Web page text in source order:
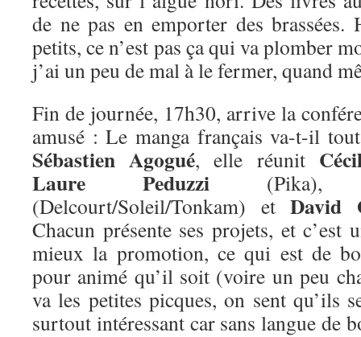
de ne pas en emporter des brassées.
petits, ce n’est pas ça qui va plomber
j’ai un peu de mal à le fermer, quand
Fin de journée, 17h30, arrive la
amusé : Le manga français va-t-il
Sébastien Agogué, elle réunit
Laure Peduzzi
(Delcourt/Soleil/Tonkam) etDavid
Chacun présente ses projets, et
mieux la promotion, ce qui est de
pour animé qu’il soit (voire un peu
va les petites picques, on sent qu’ils
surtout intéressant car sans langue de